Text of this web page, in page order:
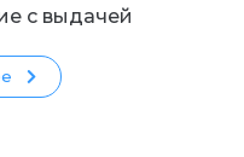
с выдачей